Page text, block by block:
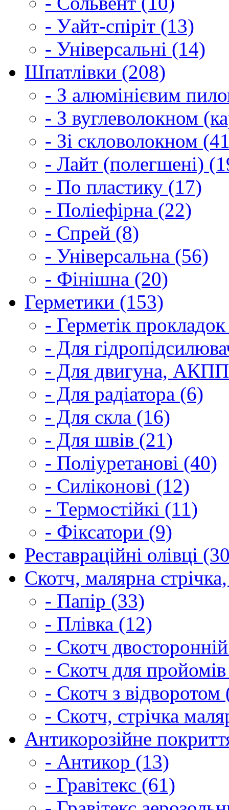
- Уайт-спіріт (13)
- Універсальні (14)
Шпатлівки (208)
- З алюмінієвим
- З вуглеволокном
- Зі скловолокном
- Лайт (полегшені)
- По пластику (17)
- Поліефірна (22)
- Спрей (8)
- Універсальна (56)
- Фінішна (20)
Герметики (153)
- Герметік
- Для
- Для двигуна,
- Для радіатора (6)
- Для скла (16)
- Для швів (21)
- Поліуретанові (40)
- Силіконові (12)
- Термостійкі (11)
- Фіксатори (9)
Реставраційні олівці
Скотч, малярна
- Папір (33)
- Плівка (12)
- Скотч
- Скотч для
- Скотч з відворотом
- Скотч, стрічка
Антикорозійне
- Антикор (13)
- Гравітекс (61)